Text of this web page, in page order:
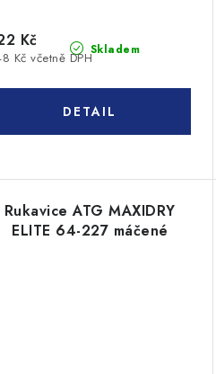
Skladem
Kč včetně DPH
Kč
Rukavice ATG MAXIDRY
ELITE 64-227 máčené